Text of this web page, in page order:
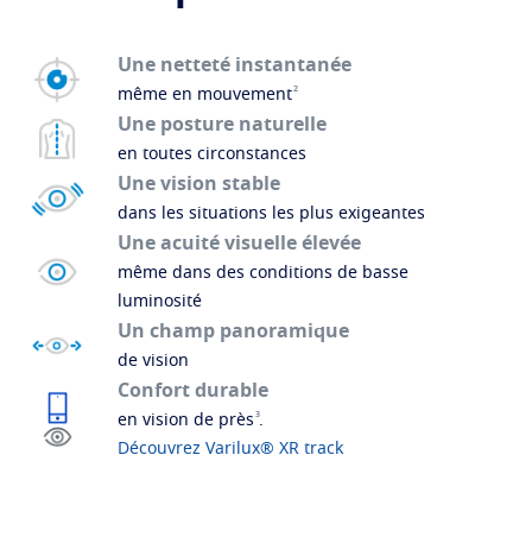
Une netteté instantanée
même en mouvement2
Une posture naturelle
en toutes circonstances
Une vision stable
dans les situations les plus exigeantes
Une acuité visuelle élevée
même dans des conditions de basse
luminosité
Un champ panoramique
de vision
Confort durable
en vision de près 3.
Découvrez Varilux® XR track